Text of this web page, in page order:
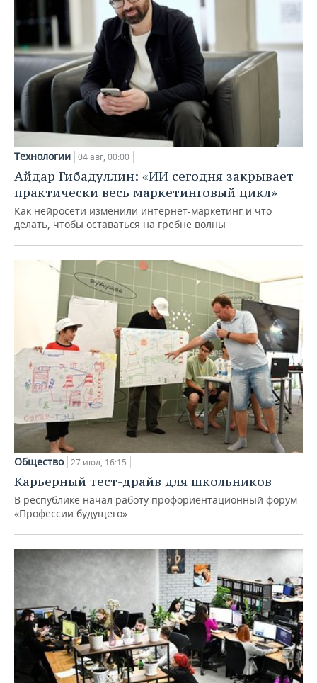
Технологии 04 авг, 00:00
Айдар Гибадуллин: «ИИ сегодня закрывает
практически весь маркетинговый цикл»
Как нейросети изменили интернет-маркетинг и что
делать, чтобы оставаться на гребне волны
Общество 27 июл, 16:15
Карьерный тест-драйв для школьников
В республике начал работу профориентационный форум
«Профессии будущего»